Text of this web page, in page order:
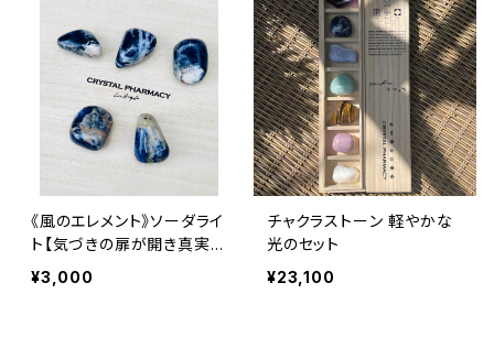
《風のエレメント》ソーダライ
ト【気づきの扉が開き真実へ
近づく】
¥3,000
チャクラストーン 軽やかな
光のセット
¥23,100